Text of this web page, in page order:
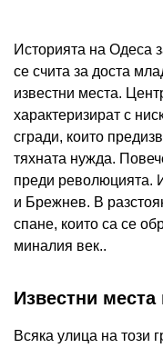
Историята на Одеса
се счита за доста
известни места.
характеризират с
сгради, които
тяхната нужда.
преди революцията.
и Брежнев. В
спане, които са се
миналия век..
Известни
Всяка улица на този